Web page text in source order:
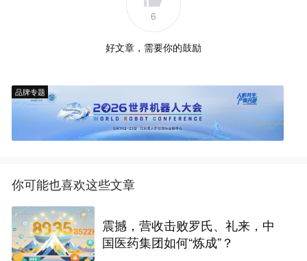
6
好文章，需要你的鼓励
品牌专题
你可能也喜欢这些文章
震撼，营收击败罗氏、礼来，中
国医药集团如何“炼成”？